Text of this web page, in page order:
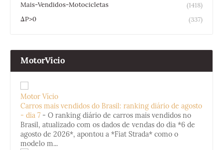
Mais-Vendidos-Motocicletas
(1418)
ΔP>0
(337)
MotorVicio
Motor Vício
Carros mais vendidos do Brasil: ranking diário de agosto
- dia 7 - O ranking diário de carros mais vendidos no
Brasil, atualizado com os dados de vendas do dia *6 de
agosto de 2026*, apontou a *Fiat Strada* como o
modelo m...